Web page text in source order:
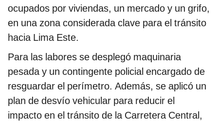
ocupados por viviendas, un mercado y un grifo,
en una zona considerada clave para el tránsito
hacia Lima Este.
Para las labores se desplegó maquinaria
pesada y un contingente policial encargado de
resguardar el perímetro. Además, se aplicó un
plan de desvío vehicular para reducir el
impacto en el tránsito de la Carretera Central,